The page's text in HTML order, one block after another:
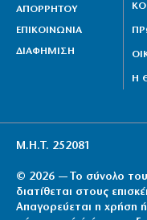
ΑΠΟΡΡΗΤΟΥ
ΕΠΙΚΟΙΝΩΝΙΑ
ΔΙΑΦΗΜΙΣΗ
Η
Μ.Η.Τ. 252081
© 2026 — Το σύνολο του
διατίθεται στους
Απαγορεύεται η χρήση